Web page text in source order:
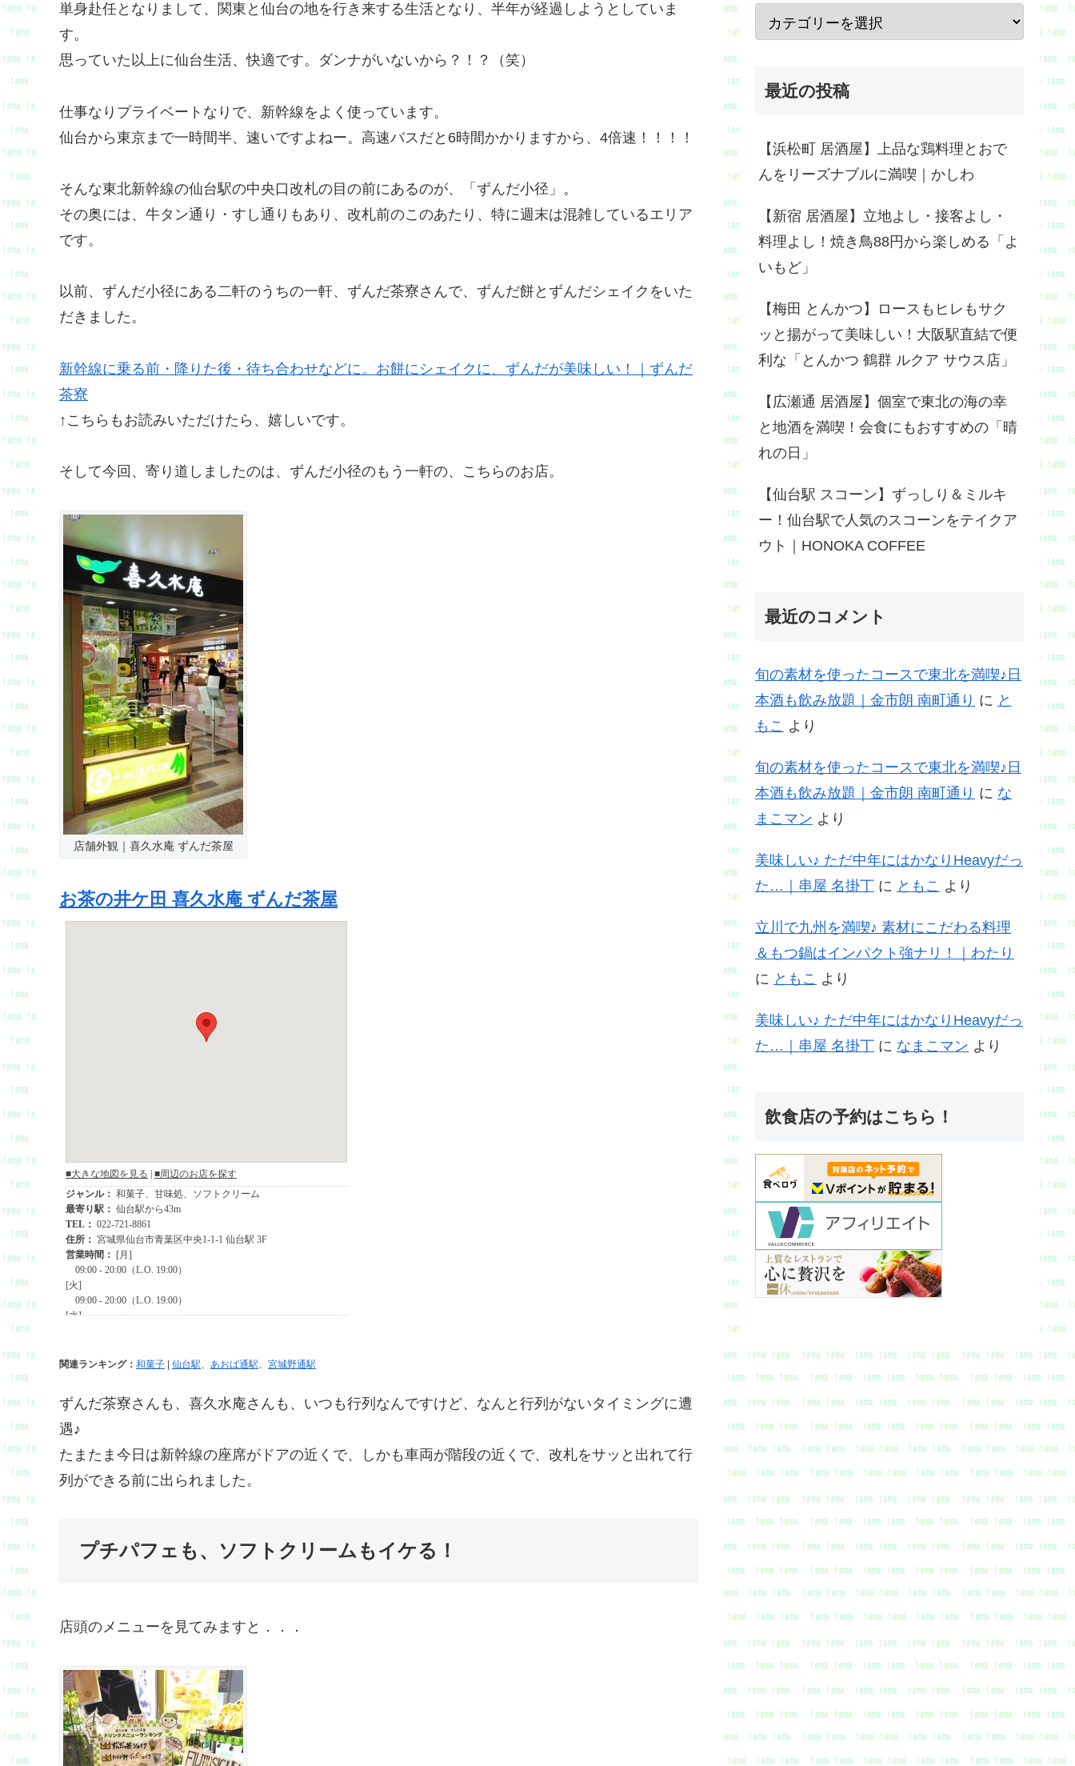
単身赴任となりまして、関東と仙台の地を行き来する生活となり、半年が経過しようとしていま
す。
思っていた以上に仙台生活、快適です。ダンナがいないから？！？（笑）
仕事なりプライベートなりで、新幹線をよく使っています。
仙台から東京まで一時間半、速いですよねー。高速バスだと6時間かかりますから、4倍速！！！！
そんな東北新幹線の仙台駅の中央口改札の目の前にあるのが、「ずんだ小径」。
その奥には、牛タン通り・すし通りもあり、改札前のこのあたり、特に週末は混雑しているエリア
です。
以前、ずんだ小径にある二軒のうちの一軒、ずんだ茶寮さんで、ずんだ餅とずんだシェイクをいた
だきました。
新幹線に乗る前・降りた後・待ち合わせなどに。お餅にシェイクに、ずんだが美味しい！｜ずんだ
茶寮
↑こちらもお読みいただけたら、嬉しいです。
そして今回、寄り道しましたのは、ずんだ小径のもう一軒の、こちらのお店。
店舗外観｜喜久水庵 ずんだ茶屋
お茶の井ケ田 喜久水庵 ずんだ茶屋
関連ランキング： 和菓子 仙台駅、 あおば通駅、 宮城野通駅
ずんだ茶寮さんも、喜久水庵さんも、いつも行列なんですけど、なんと行列がないタイミングに遭
遇♪
たまたま今日は新幹線の座席がドアの近くで、しかも車両が階段の近くで、改札をサッと出れて行
列ができる前に出られました。
プチパフェも、ソフトクリームもイケる！
店頭のメニューを見てみますと．．．
最近の投稿
【浜松町 居酒屋】上品な鶏料理とおで
んをリーズナブルに満喫｜かしわ
【新宿 居酒屋】立地よし・接客よし・
料理よし！焼き鳥88円から楽しめる「よ
いもど」
【梅田 とんかつ】ロースもヒレもサク
ッと揚がって美味しい！大阪駅直結で便
利な「とんかつ 鶴群 ルクア サウス店」
【広瀬通 居酒屋】個室で東北の海の幸
と地酒を満喫！会食にもおすすめの「晴
れの日」
【仙台駅 スコーン】ずっしり＆ミルキ
ー！仙台駅で人気のスコーンをテイクア
ウト｜HONOKA COFFEE
最近のコメント
旬の素材を使ったコースで東北を満喫♪日
本酒も飲み放題｜金市朗 南町通り に と
もこ より
旬の素材を使ったコースで東北を満喫♪日
本酒も飲み放題｜金市朗 南町通り に な
まこマン より
美味しい♪ ただ中年にはかなりHeavyだっ
た…｜串屋 名掛丁 に ともこ より
立川で九州を満喫♪ 素材にこだわる料理
＆もつ鍋はインパクト強ナリ！｜わたり
に ともこ より
美味しい♪ ただ中年にはかなりHeavyだっ
た…｜串屋 名掛丁 に なまこマン より
飲食店の予約はこちら！